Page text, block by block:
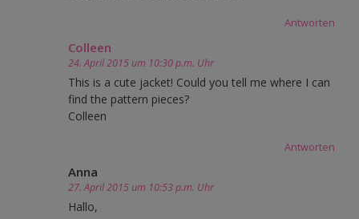
Antworten
Colleen
24. April 2015 um 10:30 p.m. Uhr
This is a cute jacket! Could you tell me where I can
find the pattern pieces?
Colleen
Antworten
Anna
27. April 2015 um 10:53 p.m. Uhr
Hallo,